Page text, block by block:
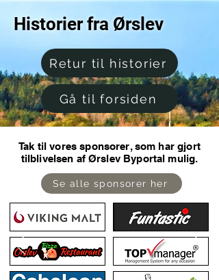
Historier fra Ørslev
Retur til historier
Gå til forsiden
Tak til vores sponsorer, som har gjort
tilblivelsen af Ørslev Byportal mulig.
Se alle sponsorer her